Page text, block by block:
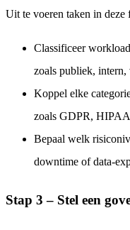
Uit te voeren taken in deze
Classificeer
zoals publiek,
Koppel elke
zoals GDPR,
Bepaal welk
downtime of data-
Stap 3 – Stel een